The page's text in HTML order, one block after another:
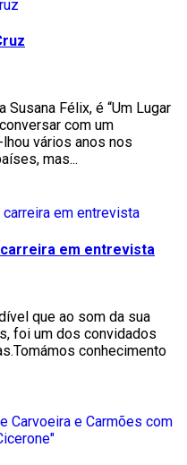
Susana Félix, é “Um Lugar
com um
vários anos nos
mas...
em entrevista
que ao som da sua
foi um dos convidados
conhecimento